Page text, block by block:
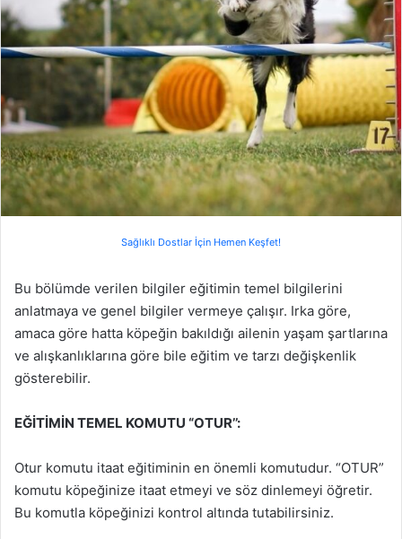
Sağlıklı Dostlar İçin Hemen Keşfet!
Bu bölümde verilen bilgiler eğitimin temel bilgilerini
anlatmaya ve genel bilgiler vermeye çalışır. Irka göre,
amaca göre hatta köpeğin bakıldığı ailenin yaşam şartlarına
ve alışkanlıklarına göre bile eğitim ve tarzı değişkenlik
gösterebilir.
EĞİTİMİN TEMEL KOMUTU “OTUR’’:
Otur komutu itaat eğitiminin en önemli komutudur. “OTUR”
komutu köpeğinize itaat etmeyi ve söz dinlemeyi öğretir.
Bu komutla köpeğinizi kontrol altında tutabilirsiniz.